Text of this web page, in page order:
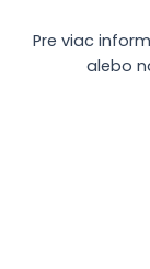
Pre viac
alebo